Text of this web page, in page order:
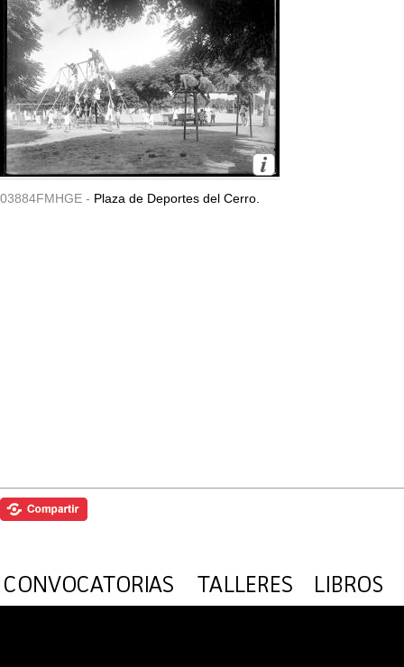
03884FMHGE - Plaza de Deportes del Cerro.